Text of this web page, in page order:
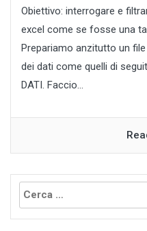
Obiettivo: interrogare e
excel come se fosse una
Prepariamo anzitutto un
dei dati come quelli di
DATI. Faccio...
Ricerca
per: